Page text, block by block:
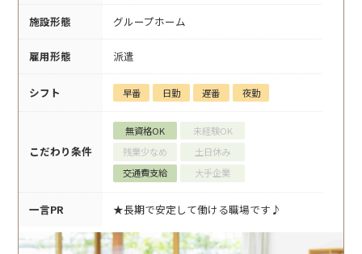
施設形態 グループホーム
雇用形態 派遣
シフト 早番 日勤 遅番 夜勤
こだわり条件
無資格OK
未経験OK
残業少なめ
土日休み
交通費支給
大手企業
一言PR ★長期で安定して働ける職場です♪